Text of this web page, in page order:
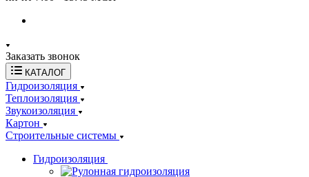
Заказать звонок
КАТАЛОГ
Гидроизоляция
Теплоизоляция
Звукоизоляция
Картон
Строительные системы
Гидроизоляция